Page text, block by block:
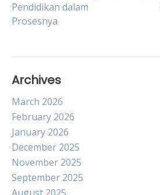
navigation
Pendidikan dalam
Prosesnya
Archives
March 2026
February 2026
January 2026
December 2025
November 2025
September 2025